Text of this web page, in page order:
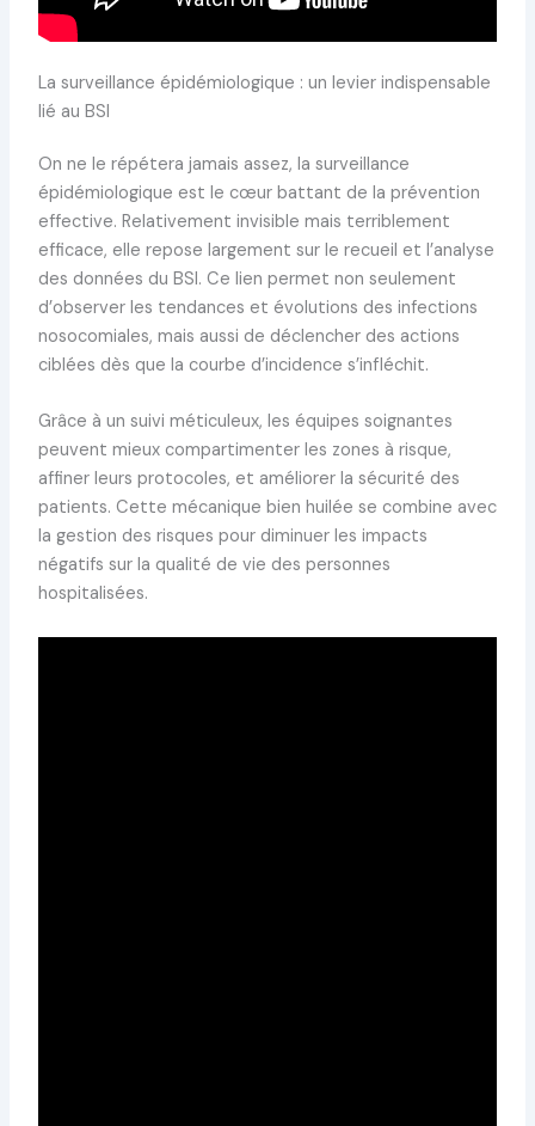
La surveillance épidémiologique : un levier indispensable
lié au BSI
On ne le répétera jamais assez, la surveillance
épidémiologique est le cœur battant de la prévention
effective. Relativement invisible mais terriblement
efficace, elle repose largement sur le recueil et l’analyse
des données du BSI. Ce lien permet non seulement
d’observer les tendances et évolutions des infections
nosocomiales, mais aussi de déclencher des actions
ciblées dès que la courbe d’incidence s’infléchit.
Grâce à un suivi méticuleux, les équipes soignantes
peuvent mieux compartimenter les zones à risque,
affiner leurs protocoles, et améliorer la sécurité des
patients. Cette mécanique bien huilée se combine avec
la gestion des risques pour diminuer les impacts
négatifs sur la qualité de vie des personnes
hospitalisées.